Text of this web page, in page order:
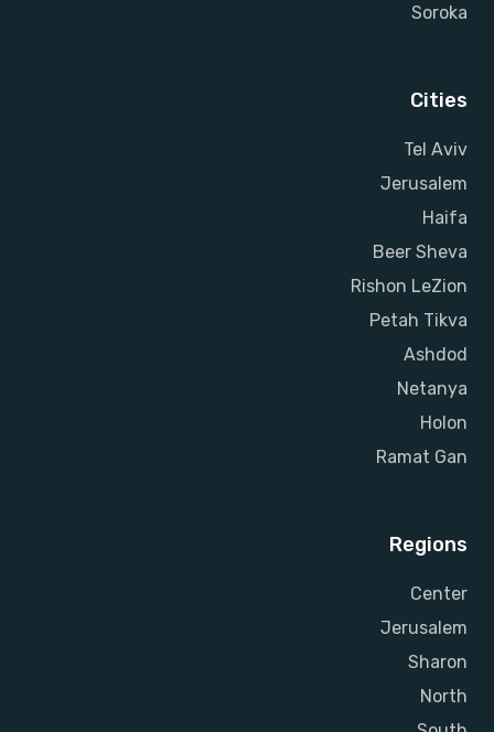
Soroka
Cities
Tel Aviv
Jerusalem
Haifa
Beer Sheva
Rishon LeZion
Petah Tikva
Ashdod
Netanya
Holon
Ramat Gan
Regions
Center
Jerusalem
Sharon
North